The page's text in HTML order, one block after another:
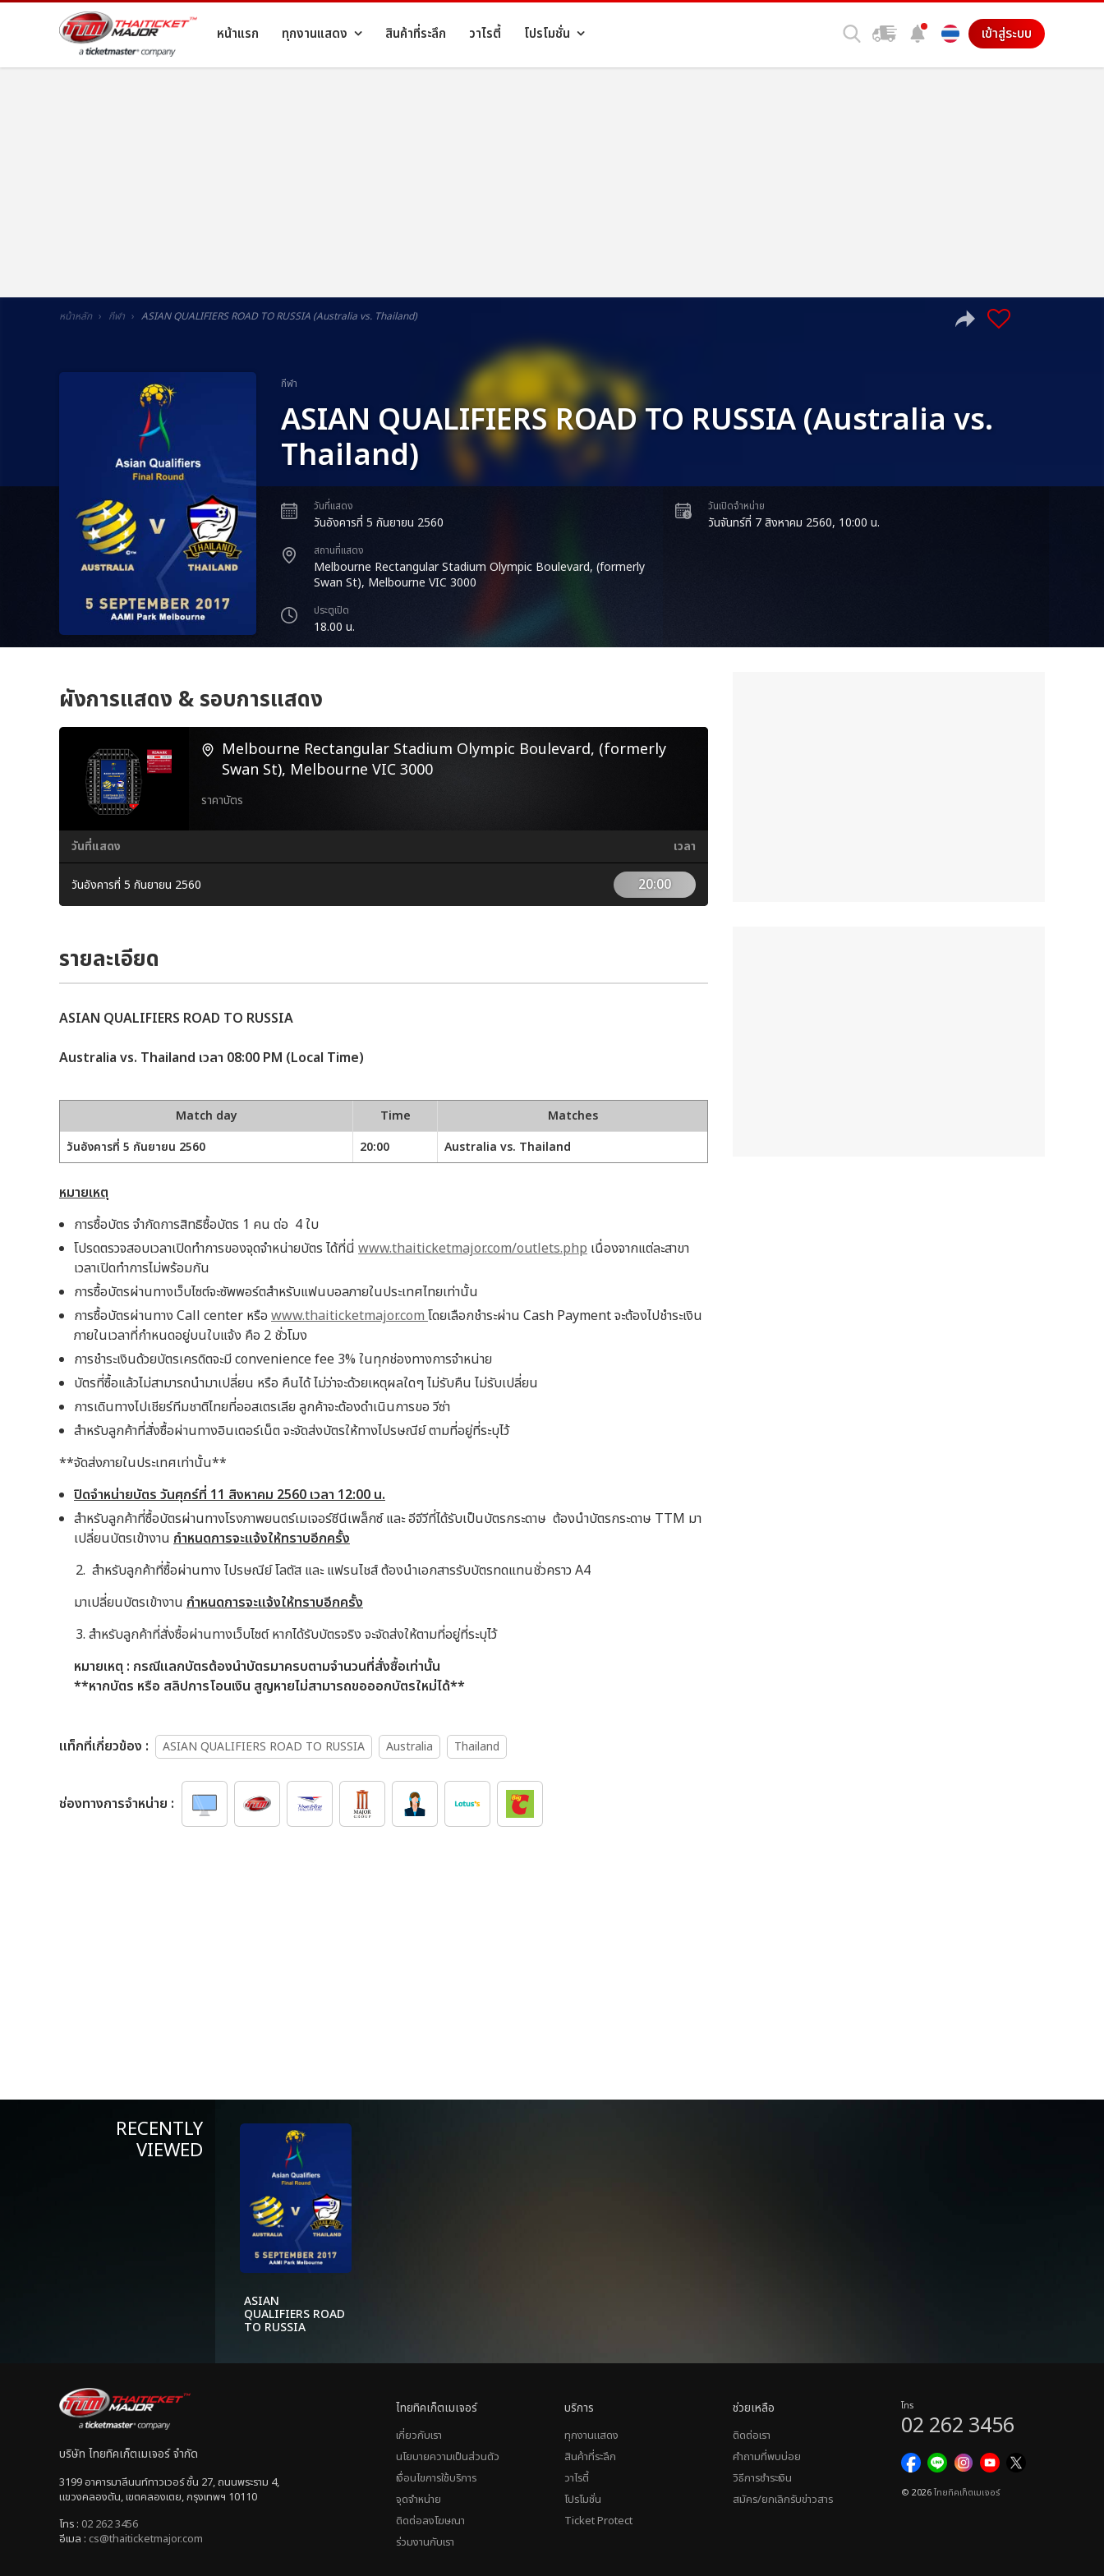
หน้าแรก ทุกงานแสดง สินค้าที่ระลึก วาไรตี้ โปรโมชั่น เข้าสู่ระบบ
หน้าหลัก กีฬา ASIAN QUALIFIERS ROAD TO RUSSIA (Australia vs. Thailand)
กีฬา
ASIAN QUALIFIERS ROAD TO RUSSIA (Australia vs.
Thailand)
วันที่แสดง
วันอังคารที่ 5 กันยายน 2560
สถานที่แสดง
Melbourne Rectangular Stadium Olympic Boulevard, (formerly
Swan St), Melbourne VIC 3000
ประตูเปิด
18.00 น.
วันเปิดจำหน่าย
วันจันทร์ที่ 7 สิงหาคม 2560, 10:00 น.
ผังการแสดง & รอบการแสดง
Melbourne Rectangular Stadium Olympic Boulevard, (formerly
Swan St), Melbourne VIC 3000
ราคาบัตร
วันที่แสดง เวลา
วันอังคารที่ 5 กันยายน 2560 20:00
รายละเอียด
ASIAN QUALIFIERS ROAD TO RUSSIA
Australia vs. Thailand เวลา 08:00 PM (Local Time)
Match day Time
Matches
วันอังคารที่ 5 กันยายน 2560
20:00 Australia vs. Thailand
หมายเหตุ
การซื้อบัตร จำกัดการสิทธิซื้อบัตร 1 คน ต่อ 4 ใบ
โปรดตรวจสอบเวลาเปิดทำการของจุดจำหน่ายบัตร ได้ที่นี่ www.thaiticketmajor.com/outlets.php เนื่องจากแต่ละสาขา
เวลาเปิดทำการไม่พร้อมกัน
การซื้อบัตรผ่านทางเว็บไซต์จะซัพพอร์ตสำหรับแฟนบอลภายในประเทศไทยเท่านั้น
การซื้อบัตรผ่านทาง Call center หรือ www.thaiticketmajor.comโดยเลือกชำระผ่าน Cash Payment จะต้องไปชำระเงิน
ภายในเวลาที่กำหนดอยู่บนใบแจ้ง คือ 2 ชั่วโมง
การชำระเงินด้วยบัตรเครดิตจะมี convenience fee 3% ในทุกช่องทางการจำหน่าย
บัตรที่ซื้อแล้วไม่สามารถนำมาเปลี่ยน หรือ คืนได้ ไม่ว่าจะด้วยเหตุผลใดๆ ไม่รับคืน ไม่รับเปลี่ยน
การเดินทางไปเชียร์ทีมชาติไทยที่ออสเตรเลีย ลูกค้าจะต้องดำเนินการขอ วีซ่า
สำหรับลูกค้าที่สั่งซื้อผ่านทางอินเตอร์เน็ต จะจัดส่งบัตรให้ทางไปรษณีย์ ตามที่อยู่ที่ระบุไว้
**จัดส่งภายในประเทศเท่านั้น**
ปิดจำหน่ายบัตร วันศุกร์ที่ 11 สิงหาคม 2560 เวลา 12:00 น.
สำหรับลูกค้าที่ซื้อบัตรผ่านทางโรงภาพยนตร์เมเจอร์ซีนีเพล็กซ์ และ อีจีวีที่ได้รับเป็นบัตรกระดาษ ต้องนำบัตรกระดาษ TTM มา
เปลี่ยนบัตรเข้างาน กำหนดการจะแจ้งให้ทราบอีกครั้ง
สำหรับลูกค้าที่ซื้อผ่านทาง ไปรษณีย์ โลตัส และ แฟรนไชส์ ต้องนำเอกสารรับบัตรทดแทนชั่วคราว A4
มาเปลี่ยนบัตรเข้างาน กำหนดการจะแจ้งให้ทราบอีกครั้ง
สำหรับลูกค้าที่สั่งซื้อผ่านทางเว็บไซต์ หากได้รับบัตรจริง จะจัดส่งให้ตามที่อยู่ที่ระบุไว้
หมายเหตุ : กรณีแลกบัตรต้องนำบัตรมาครบตามจำนวนที่สั่งซื้อเท่านั้น
**หากบัตร หรือ สลิปการโอนเงิน สูญหายไม่สามารถขอออกบัตรใหม่ได้**
เเท็กที่เกี่ยวข้อง : ASIAN QUALIFIERS ROAD TO RUSSIA Australia Thailand
ช่องทางการจำหน่าย :
RECENTLY
VIEWED
ASIAN
QUALIFIERS ROAD
TO RUSSIA
บริษัท ไทยทิคเก็ตเมเจอร์ จำกัด
3199 อาคารมาลีนนท์ทาวเวอร์ ชั้น 27, ถนนพระราม 4,
แขวงคลองตัน, เขตคลองเตย, กรุงเทพฯ 10110
โทร : 02 262 3456
อีเมล : cs@thaiticketmajor.com
ไทยทิคเก็ตเมเจอร์
เกี่ยวกับเรา
นโยบายความเป็นส่วนตัว
เงื่อนไขการใช้บริการ
จุดจำหน่าย
ติดต่อลงโฆษณา
ร่วมงานกับเรา
บริการ
ทุกงานแสดง
สินค้าที่ระลึก
วาไรตี้
โปรโมชั่น
Ticket Protect
ช่วยเหลือ
ติดต่อเรา
คำถามที่พบบ่อย
วิธีการชำระเงิน
สมัคร/ยกเลิกรับข่าวสาร
โทร
02 262 3456
© 2026ไทยทิคเก็ตเมเจอร์